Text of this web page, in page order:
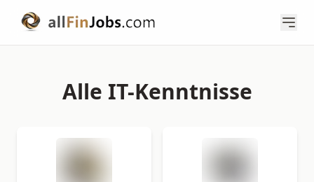
Alle IT-Kenntnisse